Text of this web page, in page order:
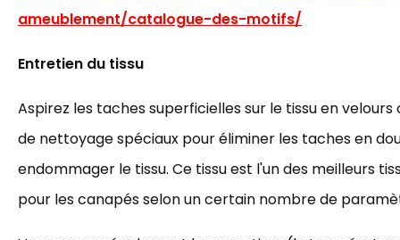
ameublement/catalogue-des-motifs/
Entretien du tissu
Aspirez les taches superficielles sur le tissu en velours
de nettoyage spéciaux pour éliminer les taches en
endommager le tissu. Ce tissu est l'un des meilleurs
pour les canapés selon un certain nombre de